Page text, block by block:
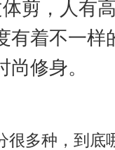
，人有
有着不一样
修身。
很多种，到底